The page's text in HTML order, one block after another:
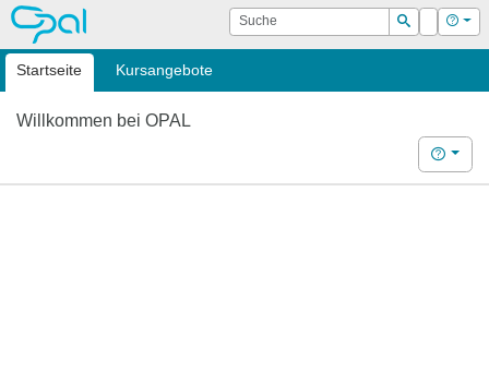
OPAL Suche
Suchen
Login Hilfe
Startseite Kursangebote
Willkommen bei OPAL
Hilfe